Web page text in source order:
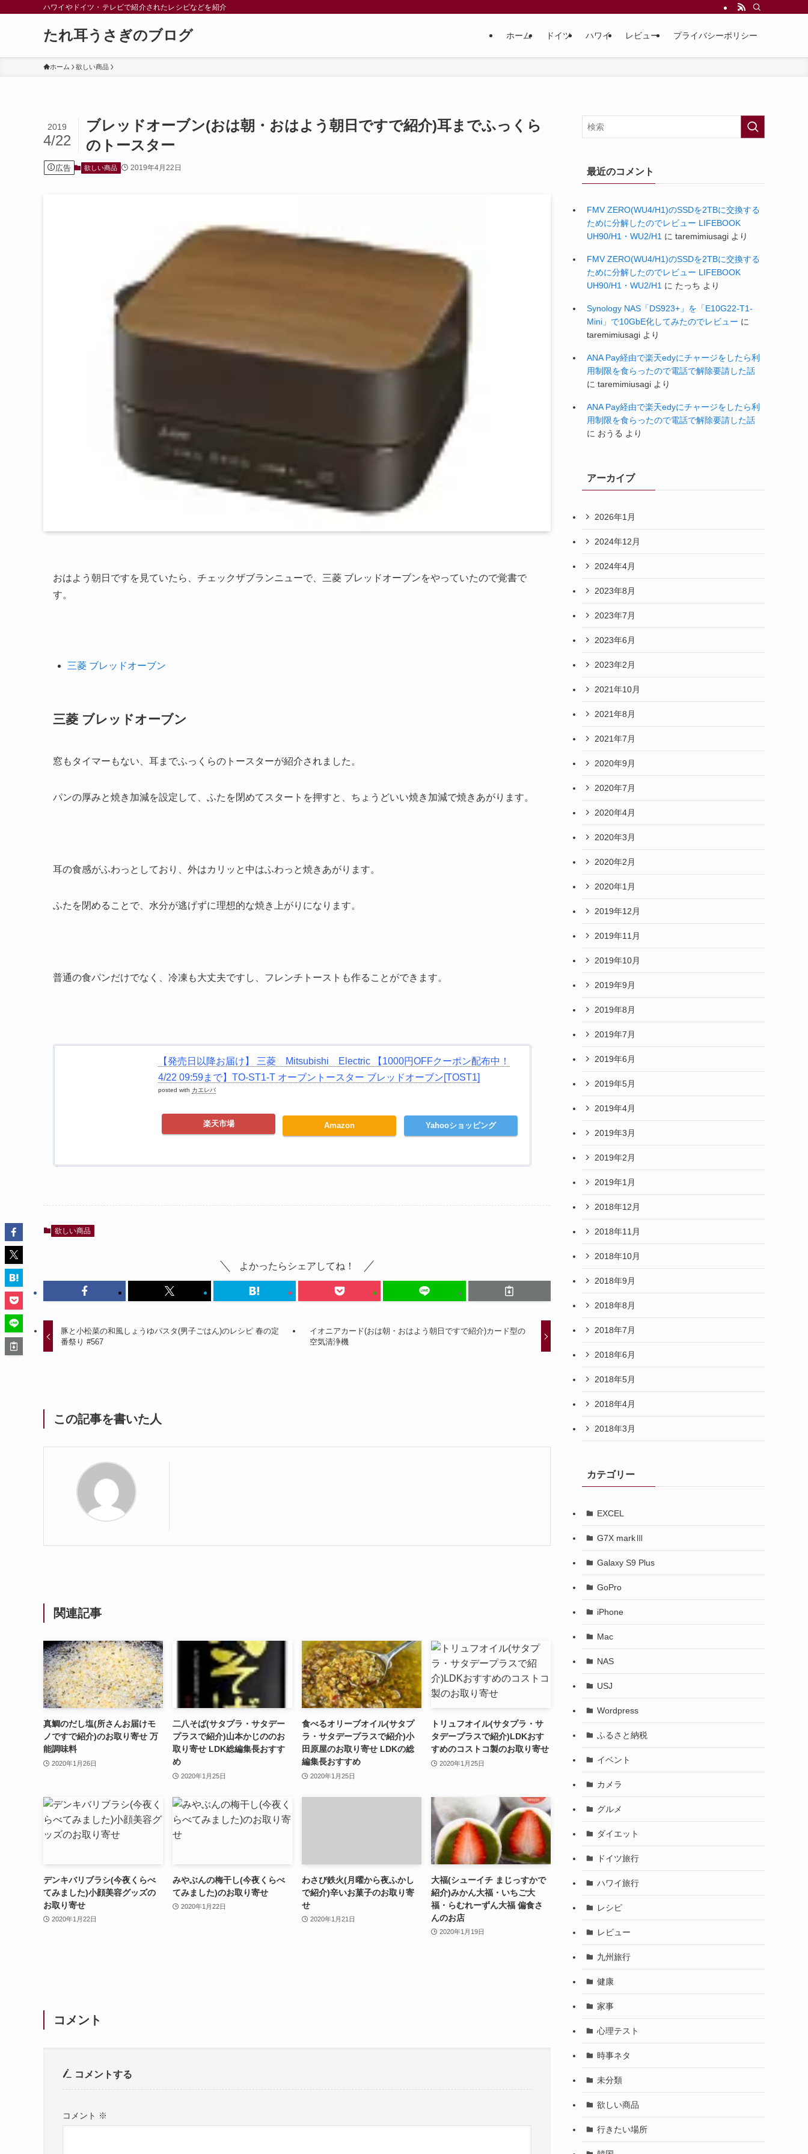
ハワイやドイツ・テレビで紹介されたレシピなどを紹介
たれ耳うさぎのブログ ホーム ドイツ ハワイ レビュー プライバシーポリシー
ホーム 欲しい商品
ブレッドオーブン(おは朝・おはよう朝日ですで紹介)耳までふっくら
のトースター
2019
4/22
広告 欲しい商品 2019年4月22日
おはよう朝日ですを見ていたら、チェックザブランニューで、三菱 ブレッドオーブンをやっていたので覚書で
す。
三菱 ブレッドオーブン
三菱 ブレッドオーブン
窓もタイマーもない、耳までふっくらのトースターが紹介されました。
パンの厚みと焼き加減を設定して、ふたを閉めてスタートを押すと、ちょうどいい焼き加減で焼きあがります。
耳の食感がふわっとしており、外はカリッと中はふわっと焼きあがります。
ふたを閉めることで、水分が逃げずに理想的な焼き上がりになります。
普通の食パンだけでなく、冷凍も大丈夫ですし、フレンチトーストも作ることができます。
【発売日以降お届け】 三菱 Mitsubishi Electric 【1000円OFFクーポン配布中！
4/22 09:59まで】TO-ST1-T オーブントースター ブレッドオーブン[TOST1]
posted with カエレバ
楽天市場 Amazon Yahooショッピング
欲しい商品
よかったらシェアしてね！
豚と小松菜の和風しょうゆパスタ(男子ごはん)のレシピ 春の定
番祭り #567
イオニアカード(おは朝・おはよう朝日ですで紹介)カード型の
空気清浄機
この記事を書いた人
関連記事
真鯛のだし塩(所さんお届けモ
ノですで紹介)のお取り寄せ 万
能調味料
2020年1月26日
二八そば(サタプラ・サタデー
プラスで紹介)山本かじののお
取り寄せ LDK総編集長おすす
め
2020年1月25日
食べるオリーブオイル(サタプ
ラ・サタデープラスで紹介)小
田原屋のお取り寄せ LDKの総
編集長おすすめ
2020年1月25日
トリュフオイル(サタプラ・サ
タデープラスで紹介)LDKおす
すめのコストコ製のお取り寄せ
2020年1月25日
デンキバリブラシ(今夜くらべ
てみました)小顔美容グッズの
お取り寄せ
2020年1月22日
みやぶんの梅干し(今夜くらべ
てみました)のお取り寄せ
2020年1月22日
わさび鉄火(月曜から夜ふかし
で紹介)辛いお菓子のお取り寄
せ
2020年1月21日
大福(シューイチ まじっすかで
紹介)みかん大福・いちご大
福・らむれーずん大福 偏食さ
んのお店
2020年1月19日
コメント
コメントする
コメント ※
最近のコメント
FMV ZERO(WU4/H1)のSSDを2TBに交換する
ために分解したのでレビュー LIFEBOOK
UH90/H1・WU2/H1 に taremimiusagi より
FMV ZERO(WU4/H1)のSSDを2TBに交換する
ために分解したのでレビュー LIFEBOOK
UH90/H1・WU2/H1 に たっち より
Synology NAS「DS923+」を「E10G22-T1-
Mini」で10GbE化してみたのでレビュー に
taremimiusagi より
ANA Pay経由で楽天edyにチャージをしたら利
用制限を食らったので電話で解除要請した話
に taremimiusagi より
ANA Pay経由で楽天edyにチャージをしたら利
用制限を食らったので電話で解除要請した話
に おうる より
アーカイブ
2026年1月
2024年12月
2024年4月
2023年8月
2023年7月
2023年6月
2023年2月
2021年10月
2021年8月
2021年7月
2020年9月
2020年7月
2020年4月
2020年3月
2020年2月
2020年1月
2019年12月
2019年11月
2019年10月
2019年9月
2019年8月
2019年7月
2019年6月
2019年5月
2019年4月
2019年3月
2019年2月
2019年1月
2018年12月
2018年11月
2018年10月
2018年9月
2018年8月
2018年7月
2018年6月
2018年5月
2018年4月
2018年3月
カテゴリー
EXCEL
G7X markⅢ
Galaxy S9 Plus
GoPro
iPhone
Mac
NAS
USJ
Wordpress
ふるさと納税
イベント
カメラ
グルメ
ダイエット
ドイツ旅行
ハワイ旅行
レシピ
レビュー
九州旅行
健康
家事
心理テスト
時事ネタ
未分類
欲しい商品
行きたい場所